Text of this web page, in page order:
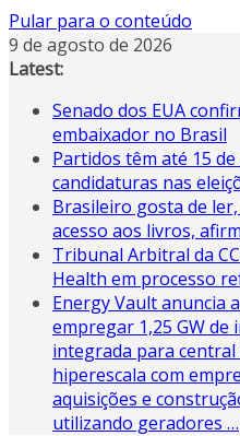
Pular para o conteúdo
9 de agosto de 2026
Latest:
Senado dos EUA
embaixador no Brasil
Partidos têm até 15
candidaturas nas
Brasileiro gosta de
acesso aos livros,
Tribunal Arbitral da
Health em processo
Energy Vault anuncia
empregar 1,25 GW
integrada para central
hiperescala com
aquisições e
utilizando geradores …